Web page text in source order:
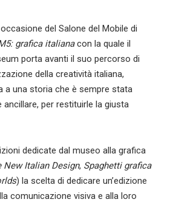
del Salone del Mobile di
grafica italianacon la quale il
porta avanti il suo percorso di
della creatività italiana,
a una storia che è sempre stata
per restituirle la giusta
dedicate dal museo alla grafica
New Italian Design, Spaghetti grafica
) la scelta di dedicare un’edizione
comunicazione visiva e alla loro